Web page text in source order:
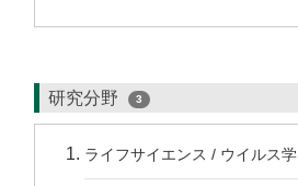
研究分野 3
ライフサイエンス / ウイルス学